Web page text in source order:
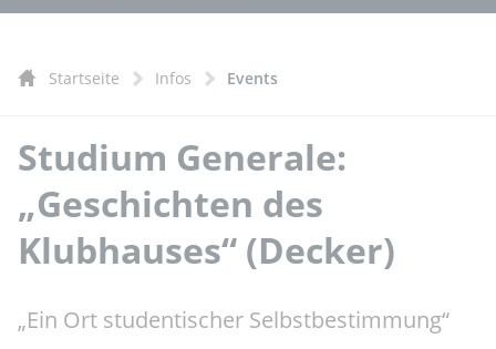
Startseite Infos Events
Studium Generale:
„Geschichten des
Klubhauses“ (Decker)
„Ein Ort studentischer Selbstbestimmung“